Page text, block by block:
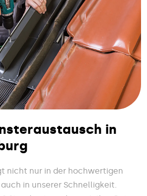
in
nicht nur in der hochwertigen
in unserer Schnelligkeit.